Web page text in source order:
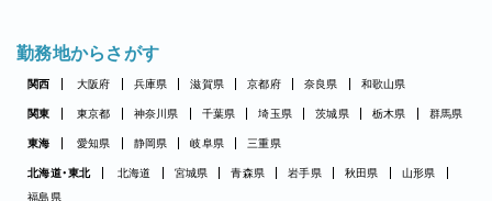
勤務地からさがす
関西 大阪府 兵庫県 滋賀県 京都府 奈良県 和歌山県
関東 東京都 神奈川県 千葉県 埼玉県 茨城県 栃木県 群馬県
東海 愛知県 静岡県 岐阜県 三重県
北海道・東北 北海道 宮城県 青森県 岩手県 秋田県
山形県
福島県